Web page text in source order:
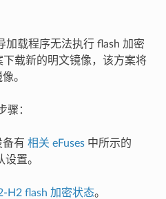
加载程序无法执行 flash 加密
载新的明文镜像，该方案将
。
骤：
有 相关 eFuses中所示的
置。
H2 flash 加密状态。